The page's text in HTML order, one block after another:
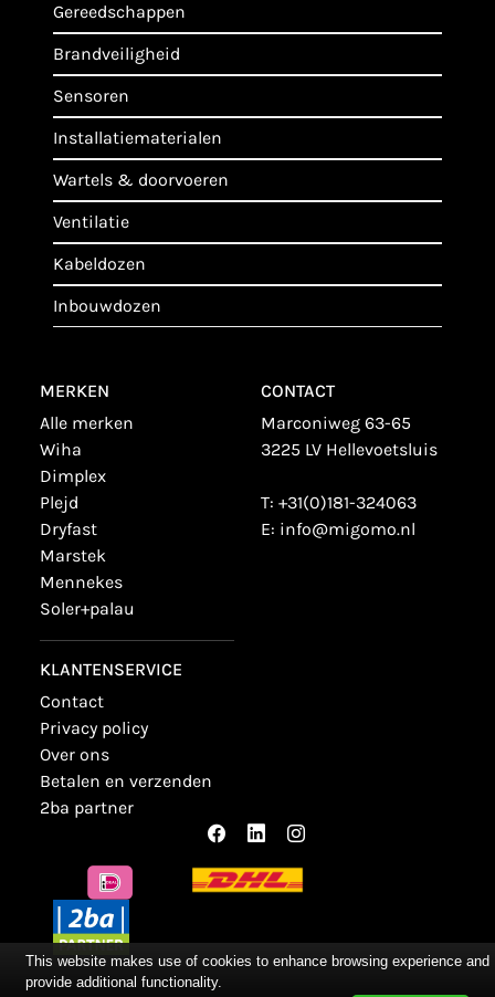
gereedschappen
brandveiligheid
sensoren
installatiematerialen
wartels & doorvoeren
ventilatie
kabeldozen
inbouwdozen
MERKEN
alle merken
wiha
dimplex
plejd
dryfast
marstek
mennekes
soler+palau
KLANTENSERVICE
contact
privacy policy
over ons
betalen en verzenden
2ba partner
CONTACT
Marconiweg 63-65
3225 LV Hellevoetsluis
T: +31(0)181-324063
E: info@migomo.nl
This website makes use of cookies to enhance browsing experience and
provide additional functionality.